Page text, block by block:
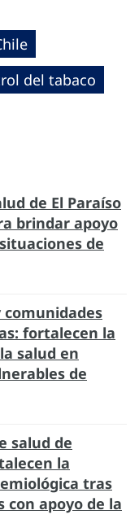
del tabaco
de El Paraíso
brindar apoyo
de
comunidades
fortalecen la
salud en
de
salud de
la
tras
apoyo de la